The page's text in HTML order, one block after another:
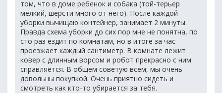
том, что в доме ребенок и собака (той-терьер
мелкий, шерсти много от него). После каждой
уборки вычищаю контейнер, занимает 2 минуты.
Правда схема уборки до сих пор мне не понятна, по
сто раз ездит по комнатам, но в итоге за час
проезжает каждый сантиметр. В комнате лежит
ковер с длинным ворсом и робот прекрасно с ним
справляется. В общем советую всем, мы очень
довольны покупкой. Очень приятно сидеть и
смотреть как кто-то убирается за тебя.